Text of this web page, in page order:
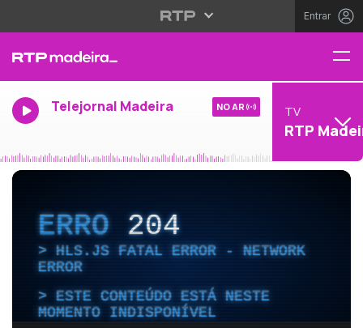
Entrar
Telejornal Madeira NO AR TV
RTP
ERRO204
HLS.JS FATAL ERROR - NETWORK
ERROR
ESTE CONTEÚDO ESTÁ NESTE
MOMENTO INDISPONÍVEL